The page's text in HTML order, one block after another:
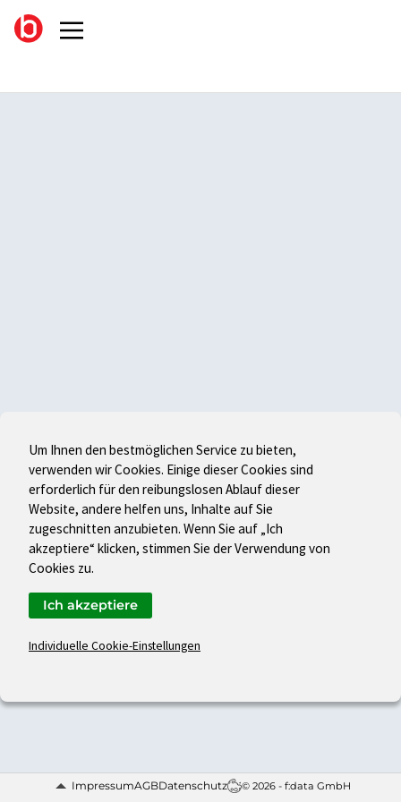
ImpressumAGBDatenschutz © 2026 - f:data GmbH
Um Ihnen den bestmöglichen Service zu bieten,
verwenden wir Cookies. Einige dieser Cookies sind
erforderlich für den reibungslosen Ablauf dieser
Website, andere helfen uns, Inhalte auf Sie
zugeschnitten anzubieten. Wenn Sie auf „Ich
akzeptiere“ klicken, stimmen Sie der Verwendung von
Cookies zu.
Individuelle Cookie-Einstellungen
Ich akzeptiere